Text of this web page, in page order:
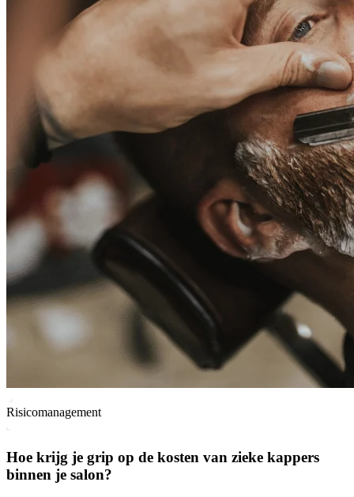
Risicomanagement
Hoe krijg je grip op de kosten van zieke kappers
binnen je salon?